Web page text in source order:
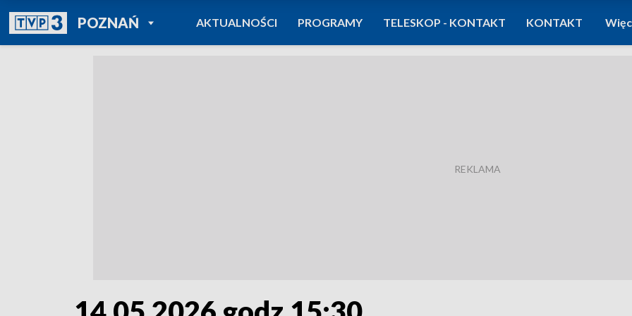
POZNAŃPOWRÓT DO
TVP REGIONY
AKTUALNOŚCI PROGRAMY TELESKOP - KONTAKT KONTAKT